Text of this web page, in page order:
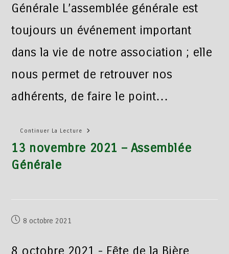
Générale L’assemblée générale est
toujours un événement important
dans la vie de notre association ; elle
nous permet de retrouver nos
adhérents, de faire le point…
Continuer La Lecture
13 novembre 2021 – Assemblée
Générale
8 octobre 2021
8 octobre 2021 - Fête de la Bière